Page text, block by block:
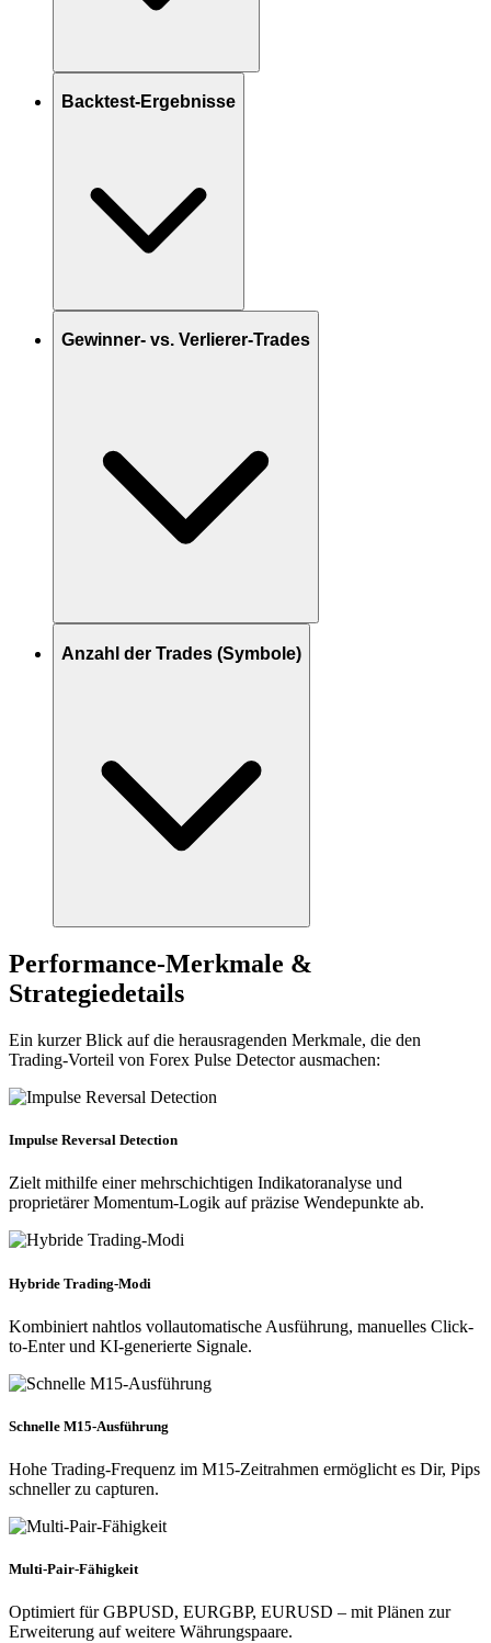
Backtest-Ergebnisse
Gewinner- vs. Verlierer-Trades
Anzahl der Trades (Symbole)
Performance-Merkmale &
Strategiedetails
Ein kurzer Blick auf die herausragenden Merkmale, die den
Trading-Vorteil von Forex Pulse Detector ausmachen:
Impulse Reversal Detection
Zielt mithilfe einer mehrschichtigen Indikatoranalyse und
proprietärer Momentum-Logik auf präzise Wendepunkte ab.
Hybride Trading-Modi
Kombiniert nahtlos vollautomatische Ausführung, manuelles Click-
to-Enter und KI-generierte Signale.
Schnelle M15-Ausführung
Hohe Trading-Frequenz im M15-Zeitrahmen ermöglicht es Dir, Pips
schneller zu capturen.
Multi-Pair-Fähigkeit
Optimiert für GBPUSD, EURGBP, EURUSD – mit Plänen zur
Erweiterung auf weitere Währungspaare.